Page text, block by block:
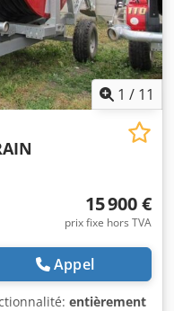
1 / 11
15 900 €
prix fixe hors TVA
Appel
entièrement